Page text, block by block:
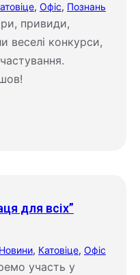
, Офіс, Познань
привиди,
веселі конкурси,
для всіх”
Новини, Катовіце, Офіс
участь у